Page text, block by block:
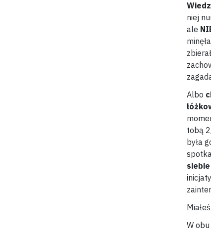
niej
ale
Albo
tobą
była
siebie
W